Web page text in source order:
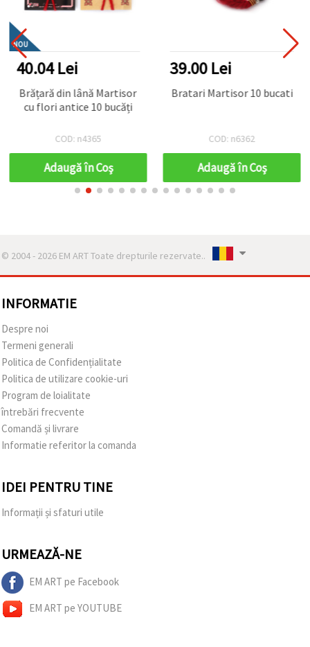
NOU
40.04 Lei
Brățară din lână Martisor
cu flori antice 10 bucăți
COD: n4365
Adaugă în Coş
39.00 Lei
Bratari Martisor 10 bucati
COD: n6362
Adaugă în Coş
© 2004 - 2026 EM ART Toate drepturile rezervate..
INFORMATIE
Despre noi
Termeni generali
Politica de Confidențialitate
Politica de utilizare cookie-uri
Program de loialitate
întrebări frecvente
Comandă și livrare
Informatie referitor la comanda
IDEI PENTRU TINE
Informații și sfaturi utile
URMEAZĂ-NE
EM ART pe Facebook
EM ART pe YOUTUBE